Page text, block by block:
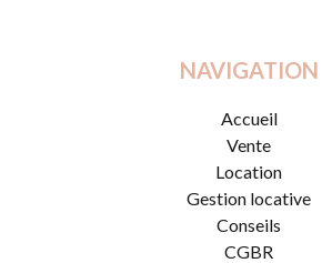
NAVIGATION
Accueil
Vente
Location
Gestion locative
Conseils
CGBR